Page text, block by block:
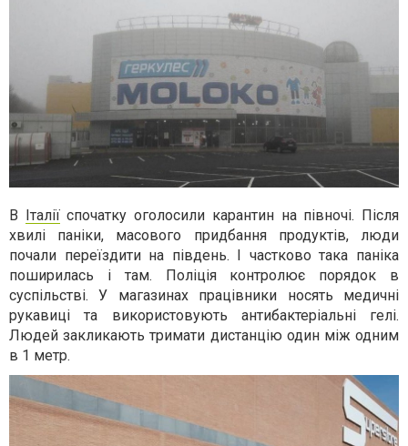
В Італіїспочатку оголосили карантин на півночі. Після
хвилі паніки, масового придбання продуктів, люди
почали переїздити на південь. І частково така паніка
поширилась і там. Поліція контролює порядок в
суспільстві. У магазинах працівники носять медичні
рукавиці та використовують антибактеріальні гелі.
Людей закликають тримати дистанцію один між одним
в 1 метр.